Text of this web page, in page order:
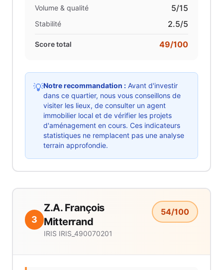
Volume & qualité 5/15
Stabilité 2.5/5
Score total 49/100
💡Notre recommandation : Avant d'investir
dans ce quartier, nous vous conseillons de
visiter les lieux, de consulter un agent
immobilier local et de vérifier les projets
d'aménagement en cours. Ces indicateurs
statistiques ne remplacent pas une analyse
terrain approfondie.
3
Z.A. François
Mitterrand
IRIS IRIS_490070201
54/100